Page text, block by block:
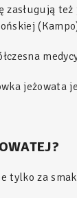
jeżowata
za